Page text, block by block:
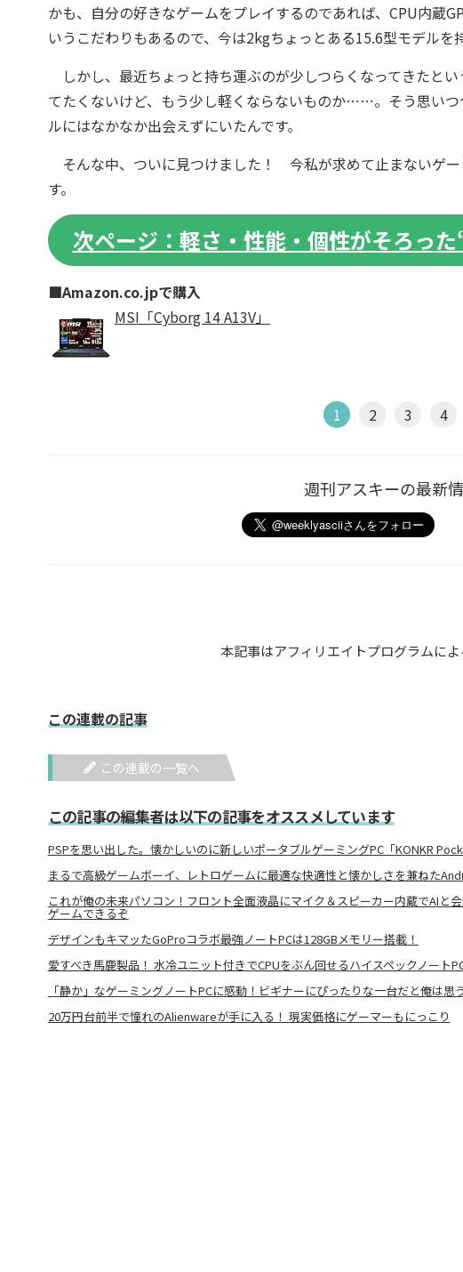
かも、自分の好きなゲームをプレイするのであれば、CPU内蔵
いうこだわりもあるので、今は2kgちょっとある15.6型モデルを
しかし、最近ちょっと持ち運ぶのが少しつらくなってきたと
てたくないけど、もう少し軽くならないものか……。そう思い
ルにはなかなか出会えずにいたんです。
そんな中、ついに見つけました！ 今私が求めて止まないゲ
す。
次ページ：軽さ・性能・個性がそろっ
■Amazon.co.jpで購入
MSI「Cyborg 14 A13V」
1 2 3 4
週刊アスキーの最新
本記事はアフィリエイトプログラムに
この連載の記事
この連載の一覧へ
この記事の編集者は以下の記事をオススメしています
PSPを思い出した。懐かしいのに新しいポータブルゲーミングPC「KONKR
まるで高級ゲームボーイ、レトロゲームに最適な快適性と懐かしさを兼ねた
これが俺の未来パソコン！フロント全面液晶にマイク＆スピーカー内蔵でAIと
ゲームできるぞ
デザインもキマッたGoProコラボ最強ノートPCは128GBメモリー搭載！
愛すべき馬鹿製品！ 水冷ユニット付きでCPUをぶん回せるハイスペックノート
「静か」なゲーミングノートPCに感動！ビギナーにぴったりな一台だと俺は思う
20万円台前半で憧れのAlienwareが手に入る！ 現実価格にゲーマーもにっこり